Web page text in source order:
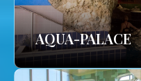
AQUA-PALACE